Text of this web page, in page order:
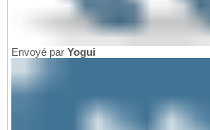
Envoyé par Yogui